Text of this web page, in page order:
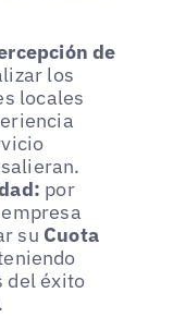
de
los
locales
por
su Cuota
del éxito